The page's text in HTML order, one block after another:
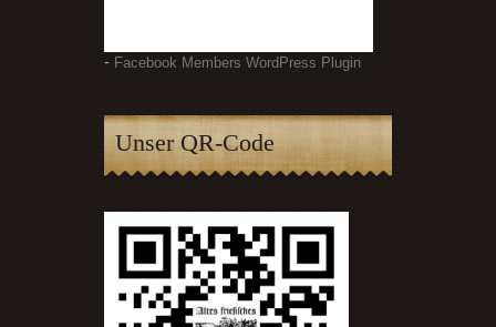
- Facebook Members WordPress Plugin
Unser QR-Code